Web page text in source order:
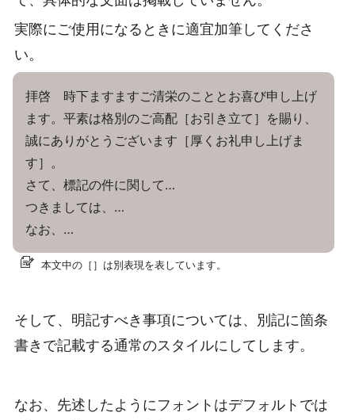
実際にご使用になるときに適宜加筆してくださ
い。
拝啓 時下ますますご清栄のこととお喜び申し上げ
ます。平素は格別のご高配［お引き立て］を賜り、
誠にありがとうございます［厚くお礼申し上げま
す］。
さて、標記の件に関して…
つきましては、…
なお、…
本文中の［］は別表現を表しています。
そして、明記すべき事項については、別記に箇条
書きで記載する通常のスタイルにしてします。
なお、先述したようにフォントはデフォルトでは